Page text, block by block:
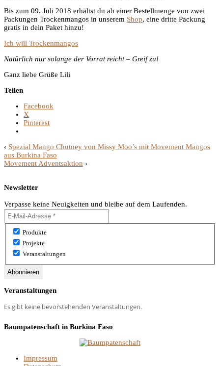
Bis zum 09. Juli 2018 erhältst du ab einer Bestellmenge von zwei
Packungen Trockenmangos in unserem Shop, eine dritte Packung
gratis in dein Paket hinzu!
Ich will Trockenmangos
Natürlich nur solange der Vorrat reicht – Greif zu!
Ganz liebe Grüße Lili
Teilen
Facebook
X
Pinterest
‹ Spezial Mango Chutney von Missy Moo’s mit Movement Mangos
aus Burkina Faso
Movement Adventsaktion ›
Newsletter
Verpasse keine Neuigkeiten und bleibe auf dem Laufenden.
Produkte
Projekte
Veranstaltungen
Veranstaltungen
Es gibt keine bevorstehenden Veranstaltungen.
Baumpatenschaft in Burkina Faso
Impressum